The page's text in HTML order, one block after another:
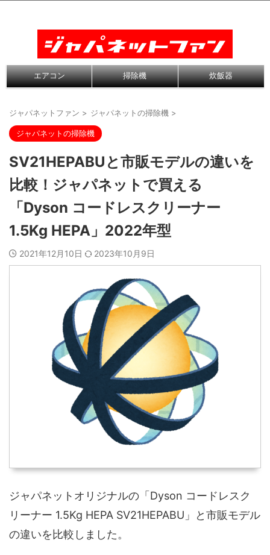
エアコン 掃除機 炊飯器
ジャパネットファン > ジャパネットの掃除機 >
ジャパネットの掃除機
SV21HEPABUと市販モデルの違いを
比較！ジャパネットで買える
「Dyson コードレスクリーナー
1.5Kg HEPA」2022年型
2021年12月10日 2023年10月9日
ジャパネットオリジナルの「Dyson コードレスク
リーナー 1.5Kg HEPA SV21HEPABU」と市販モデル
の違いを比較しました。